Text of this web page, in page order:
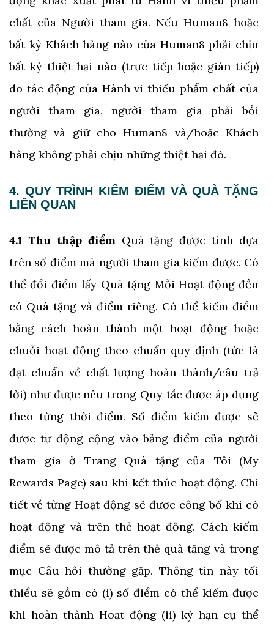
chất của Người tham gia. Nếu Human8 hoặc
bất kỳ Khách hàng nào của Human8 phải chịu
bất kỳ thiệt hại nào (trực tiếp hoặc gián tiếp)
do tác động của Hành vi thiếu phẩm chất của
người tham gia, người tham gia phải bồi
thường và giữ cho Human8 và/hoặc Khách
hàng không phải chịu những thiệt hại đó.
4. QUY TRÌNH KIẾM ĐIỂM VÀ QUÀ TẶNG
LIÊN QUAN
4.1 Thu thập điểmQuà tặng được tính dựa
trên số điểm mà người tham gia kiếm được. Có
thể đổi điểm lấy Quà tặng Mỗi Hoạt động đều
có Quà tặng và điểm riêng. Có thể kiếm điểm
bằng cách hoàn thành một hoạt động hoặc
chuỗi hoạt động theo chuẩn quy định (tức là
đạt chuẩn về chất lượng hoàn thành/câu trả
lời) như được nêu trong Quy tắc được áp dụng
theo từng thời điểm. Số điểm kiếm được sẽ
được tự động cộng vào bảng điểm của người
tham gia ở Trang Quà tặng của Tôi (My
Rewards Page) sau khi kết thúc hoạt động. Chi
tiết về từng Hoạt động sẽ được công bố khi có
hoạt động và trên thẻ hoạt động. Cách kiếm
điểm sẽ được mô tả trên thẻ quà tặng và trong
mục Câu hỏi thường gặp. Thông tin này tối
thiểu sẽ gồm có (i) số điểm có thể kiếm được
khi hoàn thành Hoạt động (ii) kỳ hạn cụ thể